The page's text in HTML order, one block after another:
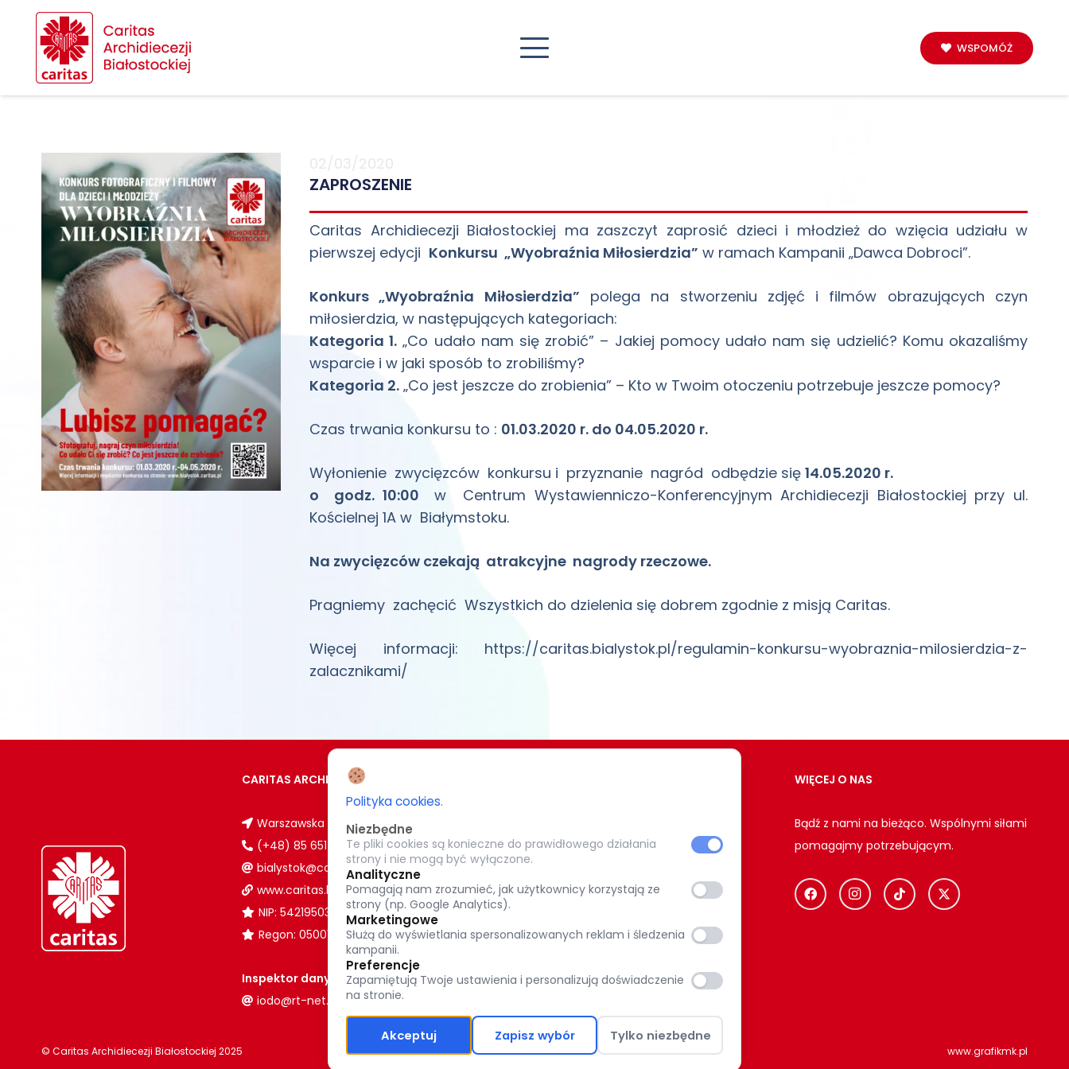
WSPOMÓŻ
ZAPROSZENIE
Caritas Archidiecezji Białostockiej ma zaszczyt zaprosić dzieci i młodzież do wzięcia udziału w
pierwszej edycji Konkursu „Wyobraźnia Miłosierdzia” w ramach Kampanii „Dawca Dobroci”.
Konkurs „Wyobraźnia Miłosierdzia” polega na stworzeniu zdjęć i filmów obrazujących czyn
miłosierdzia, w następujących kategoriach:
Kategoria 1. „Co udało nam się zrobić” – Jakiej pomocy udało nam się udzielić? Komu okazaliśmy
wsparcie i w jaki sposób to zrobiliśmy?
Kategoria 2. „Co jest jeszcze do zrobienia” – Kto w Twoim otoczeniu potrzebuje jeszcze pomocy?
Czas trwania konkursu to : 01.03.2020 r. do 04.05.2020 r.
Wyłonienie zwycięzców konkursu i przyznanie nagród odbędzie się 14.05.2020 r.
o godz. 10:00 w Centrum Wystawienniczo-Konferencyjnym Archidiecezji Białostockiej przy ul.
Kościelnej 1A w Białymstoku.
Na zwycięzców czekają atrakcyjne nagrody rzeczowe.
Pragniemy zachęcić Wszystkich do dzielenia się dobrem zgodnie z misją Caritas.
Więcej informacji: https://caritas.bialystok.pl/regulamin-konkursu-wyobraznia-milosierdzia-z-
zalacznikami/
CARITAS ARCHIDIECEZJI BIAŁOSTOCKIEJ
Warszawska 32, 15-077 Białystok
(+48) 85 651 90 08
bialystok@caritas.pl
www.caritas.bialystok.pl
NIP: 5421950380
Regon: 050017102
Inspektor danych osobowych:
iodo@rt-net.pl
KRS: 0000 269 579
(+48) 85 651 90 08
bialystok@caritas.pl
WIĘCEJ O NAS
Bądź z nami na bieżąco. Wspólnymi siłami
pomagajmy potrzebującym.
© Caritas Archidiecezji Białostockiej 2025 Polityka prywatności Polityka Ochrony Dzieci www.grafikmk.pl
Polityka cookies.
Niezbędne
Te pliki cookies są konieczne do prawidłowego działania
strony i nie mogą być wyłączone.
Analityczne
Pomagają nam zrozumieć, jak użytkownicy korzystają ze
strony (np. Google Analytics).
Marketingowe
Służą do wyświetlania spersonalizowanych reklam i śledzenia
kampanii.
Preferencje
Zapamiętują Twoje ustawienia i personalizują doświadczenie
na stronie.
Akceptuj Zapisz wybór Tylko niezbędne